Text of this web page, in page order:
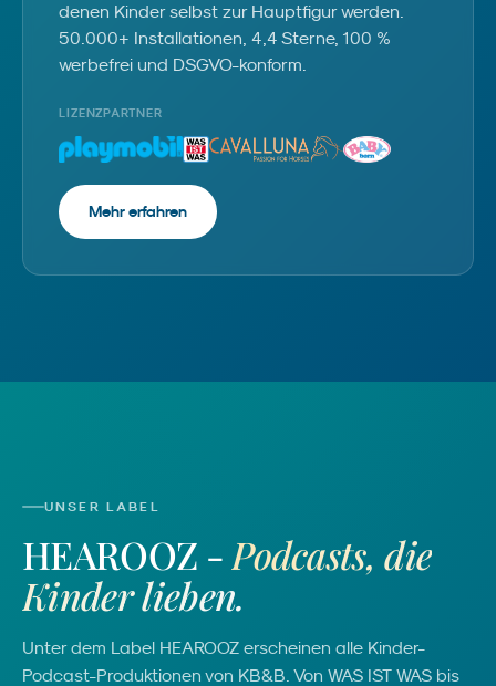
denen Kinder selbst zur Hauptfigur werden.
50.000+ Installationen, 4,4 Sterne, 100 %
werbefrei und DSGVO-konform.
LIZENZPARTNER
Mehr erfahren
UNSER LABEL
HEAROOZ -Podcasts, die
Kinder lieben.
Unter dem Label HEAROOZ erscheinen alle Kinder-
Podcast-Produktionen von KB&B. Von WAS IST WAS bis